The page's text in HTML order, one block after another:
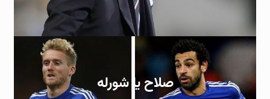
صلاح یا شورله